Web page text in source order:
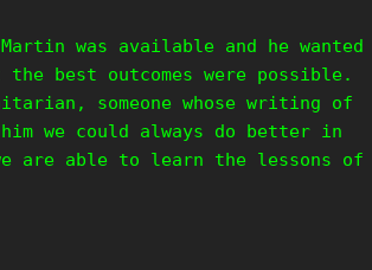
was available and he wanted
best outcomes were possible.
someone whose writing of
we could always do better in
are able to learn the lessons of